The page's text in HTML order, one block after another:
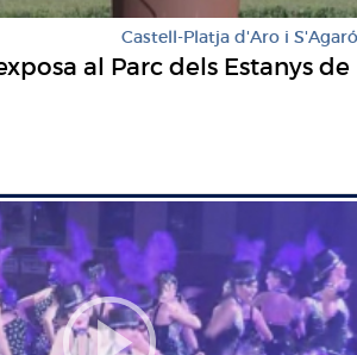
Castell-Platja d'Aro i S'Agaró
al Parc dels Estanys de